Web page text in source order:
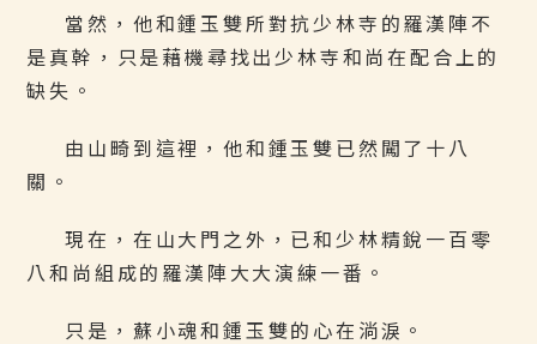
當然，他和鍾玉雙所對抗少林寺的羅漢陣不
是真幹，只是藉機尋找出少林寺和尚在配合上的
缺失。
由山畸到這裡，他和鍾玉雙已然闖了十八
關。
現在，在山大門之外，已和少林精銳一百零
八和尚組成的羅漢陣大大演練一番。
只是，蘇小魂和鍾玉雙的心在淌淚。